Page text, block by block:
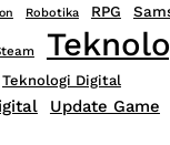
Robotika RPG
Teknologi Digital
Update Game